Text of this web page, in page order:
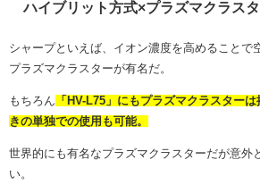
ハイブリット方式×プラズマクラス
シャープといえば、イオン濃度を高めることで
プラズマクラスターが有名だ。
もちろん
「HV-L75」にもプラズマクラスター
きの単独での使用も可能。
世界的にも有名なプラズマクラスターだが意外
い。